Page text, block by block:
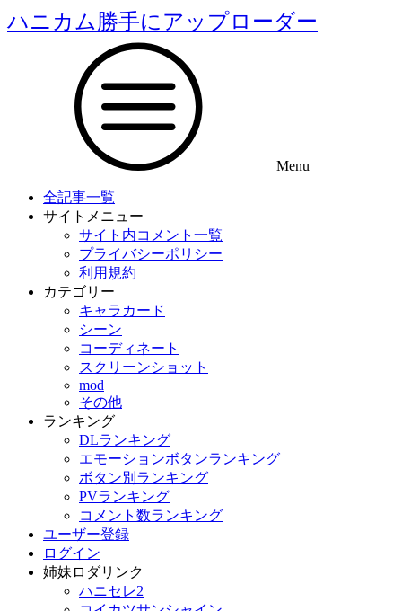
ハニカム勝手にアップローダー
Menu
全記事一覧
サイトメニュー
サイト内コメント一覧
プライバシーポリシー
利用規約
カテゴリー
キャラカード
シーン
コーディネート
スクリーンショット
mod
その他
ランキング
DLランキング
エモーションボタンランキング
ボタン別ランキング
PVランキング
コメント数ランキング
ユーザー登録
ログイン
姉妹ロダリンク
ハニセレ2